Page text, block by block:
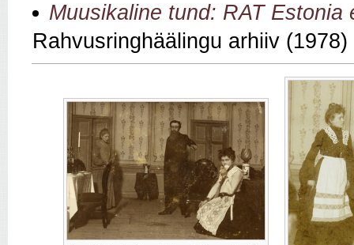
Muusikaline tund: RAT
Rahvusringhäälingu arhiiv (1978)